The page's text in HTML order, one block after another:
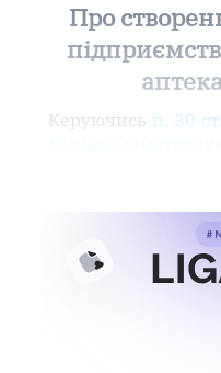
Про
Керуючись п. 30